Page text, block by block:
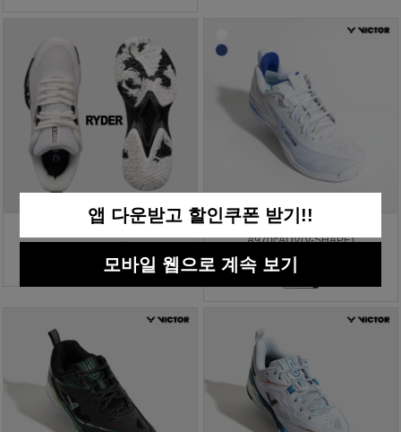
라이더 배드민턴화 RBS-8
빅터 배드민턴화 올라운드
A970cADV(V-SHAPE)
219,000원
앱 다운받고 할인쿠폰 받기!!
모바일 웹으로 계속 보기